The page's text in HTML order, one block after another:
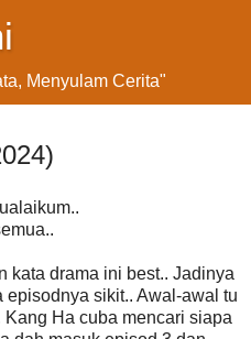
Menyulam Cerita"
kata drama ini best.. Jadinya
sikit.. Awal-awal tu
Ha cuba mencari siapa